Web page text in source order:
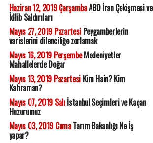
Haziran 12, 2019 ÇarşambaABD İran Çekişmesi ve
İdlib Saldırıları
Mayıs 27, 2019 PazartesiPeygamberlerin
varislerini dilenciliğe zorlamak
Mayıs 16, 2019 PerşembeMedeniyetler
Mahallelerde Doğar
Mayıs 13, 2019 PazartesiKim Hain? Kim
Kahraman?
Mayıs 07, 2019 Salıİstanbul Seçimleri ve Kaçan
Huzurumuz
Mayıs 03, 2019 CumaTarım Bakanlığı Ne İş
yapar?